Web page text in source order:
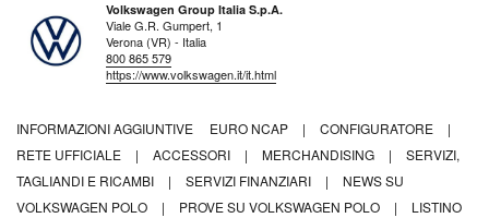
Volkswagen Group Italia S.p.A.
Viale G.R. Gumpert, 1
Verona (VR) - Italia
800 865 579
https://www.volkswagen.it/it.html
INFORMAZIONI AGGIUNTIVE EURO NCAP | CONFIGURATORE
|
RETE UFFICIALE
| ACCESSORI | MERCHANDISING |
SERVIZI,
TAGLIANDI E RICAMBI
| SERVIZI FINANZIARI |
NEWS SU
VOLKSWAGEN POLO
| PROVE SU VOLKSWAGEN POLO |
LISTINO